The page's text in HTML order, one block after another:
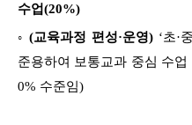
수업(20%)
◦ (교육과정 편성·운영) ‘초·
준용하여 보통교과 중심 수
0% 수준임)